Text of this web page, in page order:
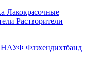
Лакокрасочные
Растворители
Флэхендихтбанд